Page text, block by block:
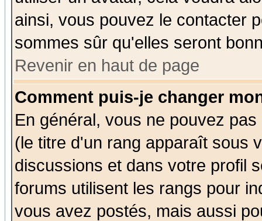
ainsi, vous pouvez le contacter
sommes sûr qu'elles seront
Revenir en haut de page
Comment puis-je changer
En général, vous ne pouvez
(le titre d'un rang apparaît sous
discussions et dans votre profil
forums utilisent les rangs pour
vous avez postés, mais aussi